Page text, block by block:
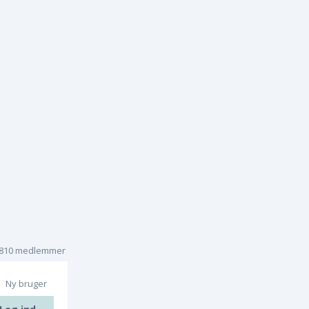
medlemmer
Ny bruger